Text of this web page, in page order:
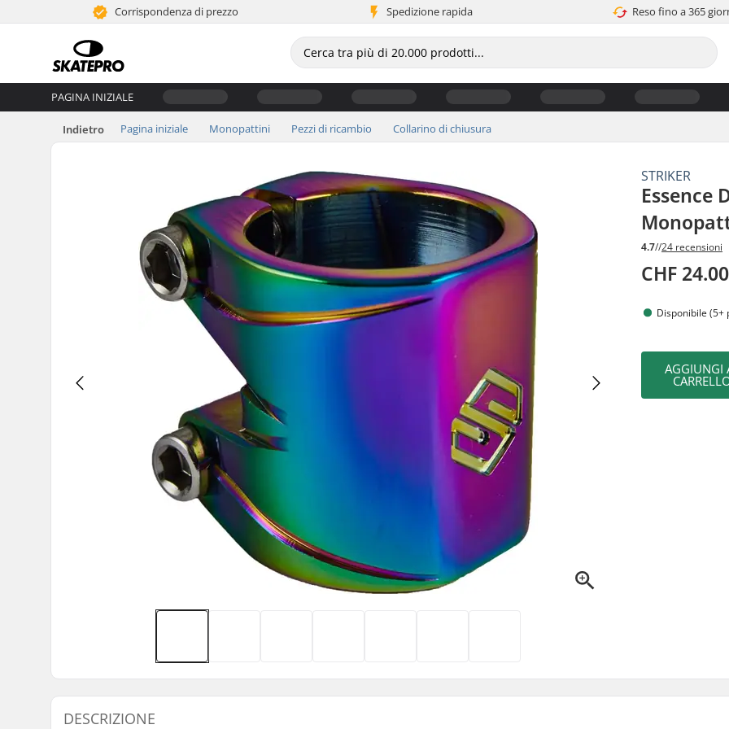
Corrispondenza di prezzo Spedizione rapida Reso fino a 365
PAGINA INIZIALE
Indietro Pagina iniziale Monopattini Pezzi di ricambio Collarino di chiusura
STRIKER
Essence
4.7//24 recensioni
CHF 24.00
Disponibile (5+
AGGIUNGI
DESCRIZIONE